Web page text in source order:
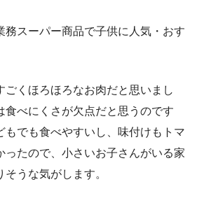
務スーパー商品で子供に人気・おす
ごくほろほろなお肉だと思いまし
食べにくさが欠点だと思うのです
もでも食べやすいし、味付けもトマ
ったので、小さいお子さんがいる家
うな気がします。